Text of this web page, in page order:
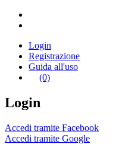
Login
Registrazione
Guida all'uso
(0)
Login
Accedi tramite Facebook
Accedi tramite Google